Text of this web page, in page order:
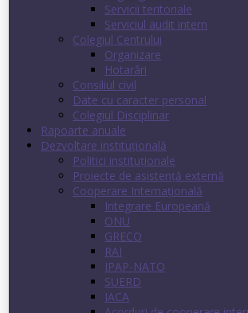
Servicii teritoriale
Serviciul audit intern
Colegiul Centrului
Organizare
Hotarâri
Consiliul civil
Date cu caracter personal
Colegiul Disciplinar
Rapoarte anuale
Dezvoltare instituţională
Politici instituţionale
Proiecte de asistenţă externă
Cooperare Internaţională
Integrare Europeană
ONU
GRECO
RAI
IPAP-NATO
SUERD
IACA